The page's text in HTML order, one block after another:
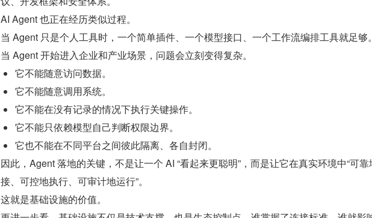
AI Agent 也正在经历类似过程。
当 Agent 只是个人工具时，一个简单插件、一个模型接口、一个工作流编排工具就足够
当 Agent 开始进入企业和产业场景，问题会立刻变得复杂。
它不能随意访问数据。
它不能随意调用系统。
它不能在没有记录的情况下执行关键操作。
它不能只依赖模型自己判断权限边界。
它也不能在不同平台之间彼此隔离、各自封闭。
因此，Agent 落地的关键，不是让一个 AI “看起来更聪明”，而是让它在真实环境中“可
接、可控地执行、可审计地运行”。
这就是基础设施的价值。